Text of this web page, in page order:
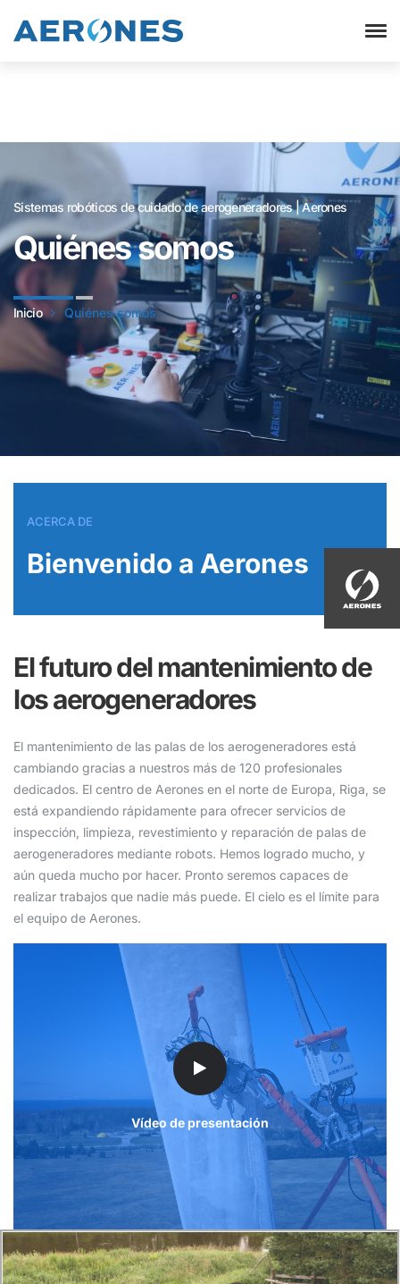
Sistemas robóticos de cuidado de aerogeneradores | Aerones
Quiénes somos
Inicio Quiénes somos
ACERCA DE
Bienvenido a Aerones
El futuro del mantenimiento de
los aerogeneradores
El mantenimiento de las palas de los aerogeneradores está
cambiando gracias a nuestros más de 120 profesionales
dedicados. El centro de Aerones en el norte de Europa, Riga, se
está expandiendo rápidamente para ofrecer servicios de
inspección, limpieza, revestimiento y reparación de palas de
aerogeneradores mediante robots. Hemos logrado mucho, y
aún queda mucho por hacer. Pronto seremos capaces de
realizar trabajos que nadie más puede. El cielo es el límite para
el equipo de Aerones.
Vídeo de presentación